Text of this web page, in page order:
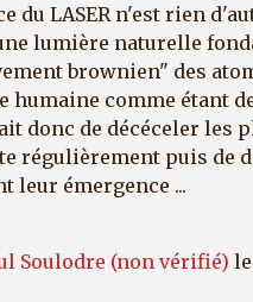
du LASER n'est rien
lumière naturelle
brownien" des
comme étant
donc de décéceler les
régulièrement puis de
leur émergence ...
Soulodre (non vérifié)